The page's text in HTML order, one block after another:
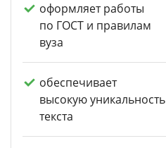
оформляет работы
по ГОСТ и правилам
вуза
обеспечивает
высокую уникальность
текста